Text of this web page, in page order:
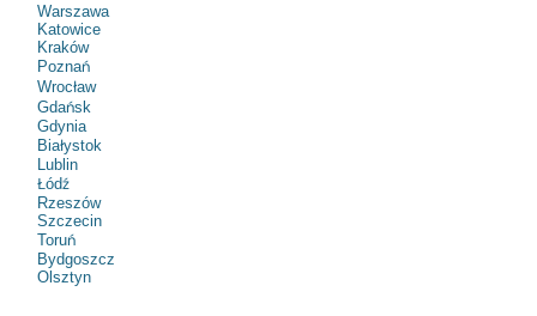
Warszawa
Katowice
Kraków
Poznań
Wrocław
Gdańsk
Gdynia
Białystok
Lublin
Łódź
Rzeszów
Szczecin
Toruń
Bydgoszcz
Olsztyn